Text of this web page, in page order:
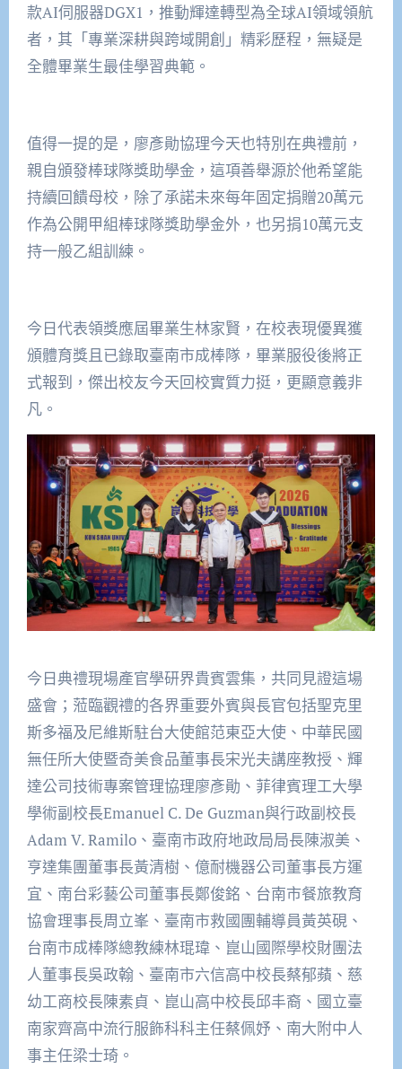
款AI伺服器DGX1，推動輝達轉型為全球AI領域領航
者，其「專業深耕與跨域開創」精彩歷程，無疑是
全體畢業生最佳學習典範。
值得一提的是，廖彥勛協理今天也特別在典禮前，
親自頒發棒球隊獎助學金，這項善舉源於他希望能
持續回饋母校，除了承諾未來每年固定捐贈20萬元
作為公開甲組棒球隊獎助學金外，也另捐10萬元支
持一般乙組訓練。
今日代表領獎應屆畢業生林家賢，在校表現優異獲
頒體育獎且已錄取臺南市成棒隊，畢業服役後將正
式報到，傑出校友今天回校實質力挺，更顯意義非
凡。
今日典禮現場產官學研界貴賓雲集，共同見證這場
盛會；蒞臨觀禮的各界重要外賓與長官包括聖克里
斯多福及尼維斯駐台大使館范東亞大使、中華民國
無任所大使暨奇美食品董事長宋光夫講座教授、輝
達公司技術專案管理協理廖彥勛、菲律賓理工大學
學術副校長Emanuel C. De Guzman與行政副校長
Adam V. Ramilo、臺南市政府地政局局長陳淑美、
亨達集團董事長黃清樹、億耐機器公司董事長方運
宜、南台彩藝公司董事長鄭俊銘、台南市餐旅教育
協會理事長周立峯、臺南市救國團輔導員黃英硯、
台南市成棒隊總教練林琨瑋、崑山國際學校財團法
人董事長吳政翰、臺南市六信高中校長蔡郁蘋、慈
幼工商校長陳素貞、崑山高中校長邱丰裔、國立臺
南家齊高中流行服飾科科主任蔡佩妤、南大附中人
事主任梁士琦。